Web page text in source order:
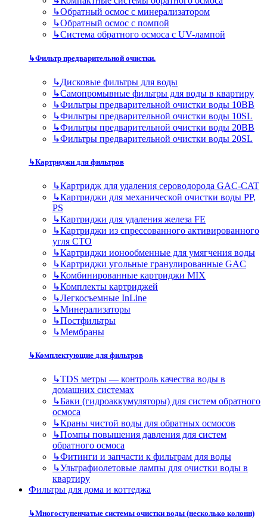
↳Обратный осмос с минерализатором
↳Обратный осмос с помпой
↳Система обратного осмоса с UV-лампой
↳Фильтр предварительной очистки.
↳Дисковые фильтры для воды
↳Самопромывные фильтры для воды в квартиру
↳Фильтры предварительной очистки воды 10BB
↳Фильтры предварительной очистки воды 10SL
↳Фильтры предварительной очистки воды 20BB
↳Фильтры предварительной очистки воды 20SL
↳Картриджи для фильтров
↳Картридж для удаления сероводорода GAC-CAT
↳Картриджи для механической очистки воды PP,
PS
↳Картриджи для удаления железа FE
↳Картриджи из спрессованного активированного
угля CTO
↳Картриджи ионообменные для умягчения воды
↳Картриджи угольные гранулированные GAC
↳Комбинированные картриджи MIX
↳Комплекты картриджей
↳Легкосъемные InLine
↳Минерализаторы
↳Постфильтры
↳Мембраны
↳Комплектующие для фильтров
↳TDS метры — контроль качества воды в
домашних системах
↳Баки (гидроаккумуляторы) для систем обратного
осмоса
↳Краны чистой воды для обратных осмосов
↳Помпы повышения давления для систем
обратного осмоса
↳Фитинги и запчасти к фильтрам для воды
↳Ультрафиолетовые лампы для очистки воды в
квартиру
Фильтры для дома и коттеджа
↳Многоступенчатые системы очистки воды (несколько колонн)